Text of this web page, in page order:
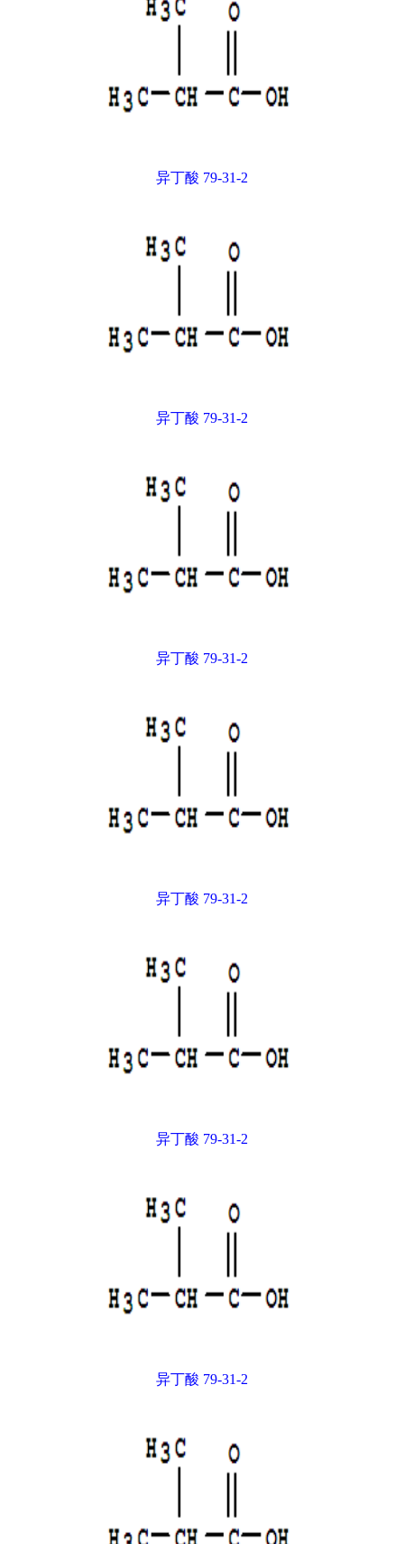
异丁酸 79-31-2
异丁酸 79-31-2
异丁酸 79-31-2
异丁酸 79-31-2
异丁酸 79-31-2
异丁酸 79-31-2